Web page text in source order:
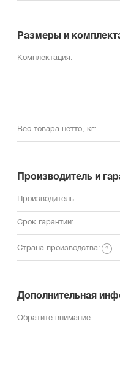
Размеры и
Комплектация:
Вес товара нетто, кг:
Производитель и
Производитель:
Срок гарантии:
Страна производства:
Дополнительная
Обратите внимание: